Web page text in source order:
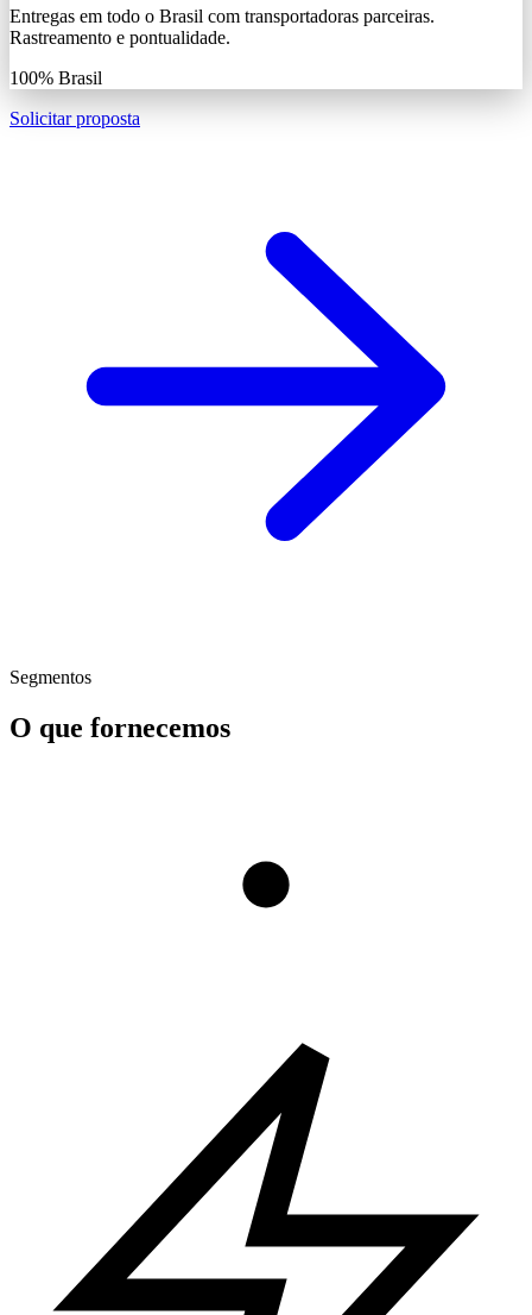
Entregas em todo o Brasil com transportadoras parceiras.
Rastreamento e pontualidade.
100% Brasil
Solicitar proposta
Segmentos
O que fornecemos